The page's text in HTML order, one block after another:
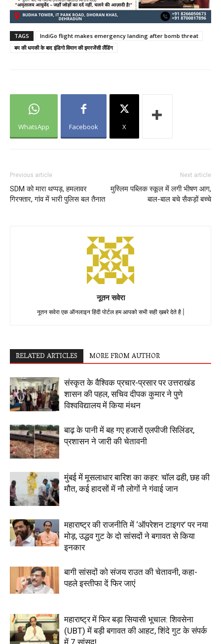
TAGS
IndiGo flight makes emergency landing after bomb threat
बम की धमकी के बाद इंडिगो विमान की इमरजेंसी लैंडिंग
WhatsApp Facebook X
Previous article
SDM को मारा थप्पड़, हमलावर
गिरफ्तार, गांव में भारी पुलिस बल तैनात
Next article
मुस्लिम पब्लिक स्कूल में लगी भीषण आग,
बाल-बाल बचे सैकड़ों बच्चे
नूतन सवेरा
नूतन सवेरा एक ऑनलाइन हिंदी पोर्टल हम आपको सभी सही ख़बरे देते है |
RELATED ARTICLES MORE FROM AUTHOR
संस्कृत के वैश्विक प्रचार-प्रसार पर उत्तराखंड
शासन की पहल, सचिव दीपक कुमार ने पुणे
विश्वविद्यालय में किया मंथन
बाढ़ के पानी में बह गए हजारों एलपीजी सिलिंडर,
प्रशासन ने जारी की चेतावनी
मुंबई में मूसलाधार बारिश का कहर: चॉल ढही, छह की
मौत, कई हादसों में नौ लोगों ने गंवाई जान
महाराष्ट्र की राजनीति में ‘ऑपरेशन टाइगर’ पर नया
मोड़, उद्धव गुट के दो सांसदों ने बगावत से किया
इनकार
बागी सांसदों को संजय राउत की चेतावनी, कहा-
पहले इस्तीफा दें फिर जाएं
महाराष्ट्र में फिर बड़ा सियासी भूचाल: शिवसेना
(UBT) में बड़ी बगावत की आहट, शिंदे गुट के संपर्क
में 7 सांसद!